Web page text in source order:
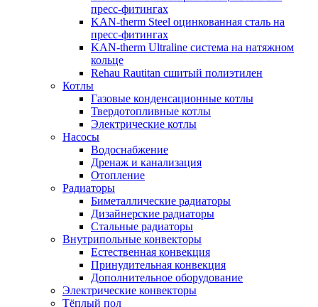
пресс-фитингах
KAN-therm Steel оцинкованная сталь на
пресс-фитингах
KAN-therm Ultraline система на натяжном
кольце
Rehau Rautitan сшитый полиэтилен
Котлы
Газовые конденсационные котлы
Твердотопливные котлы
Электрические котлы
Насосы
Водоснабжение
Дренаж и канализация
Отопление
Радиаторы
Биметаллические радиаторы
Дизайнерские радиаторы
Стальные радиаторы
Внутрипольные конвекторы
Естественная конвекция
Принудительная конвекция
Дополнительное оборудование
Электрические конвекторы
Тёплый пол